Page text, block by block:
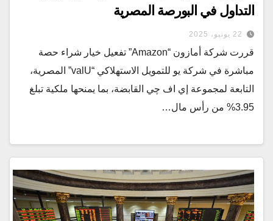
التداول في البورصة المصرية
22 يونيو، 2025
قررت شركة أمازون “Amazon” تفعيل خيار شراء حصة
مباشرة في شركة يو للتمويل الاستهلاكي “valU” المصرية،
التابعة لمجموعة إي اف چي القابضة، بما يمنحها ملكية تبلغ
3.95% من رأس مال…